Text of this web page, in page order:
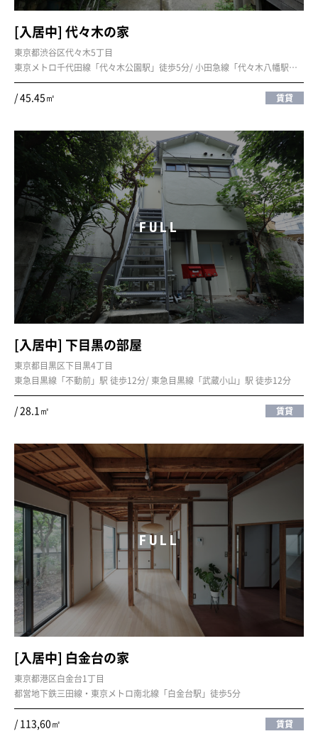
[入居中] 代々木の家
東京都渋谷区代々木5丁目
東京メトロ千代田線「代々木公園駅」徒歩5分/ 小田急線「代々木八幡駅」徒歩5分
/ 45.45㎡ 賃貸
FULL
[入居中] 下目黒の部屋
東京都目黒区下目黒4丁目
東急目黒線「不動前」駅 徒歩12分/ 東急目黒線「武蔵小山」駅 徒歩12分
/ 28.1㎡ 賃貸
FULL
[入居中] 白金台の家
東京都港区白金台1丁目
都営地下鉄三田線・東京メトロ南北線「白金台駅」徒歩5分
/ 113,60㎡ 賃貸